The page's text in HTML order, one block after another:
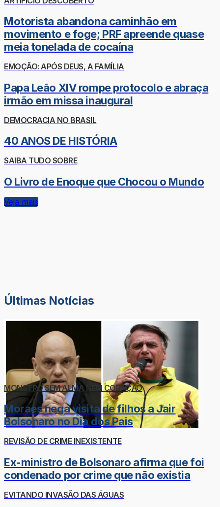
Motorista abandona caminhão em
movimento e foge; PRF apreende quase
meia tonelada de cocaína
EMOÇÃO: APÓS DEUS, A FAMÍLIA
Papa Leão XIV rompe protocolo e abraça
irmão em missa inaugural
DEMOCRACIA NO BRASIL
40 ANOS DE HISTÓRIA
SAIBA TUDO SOBRE
O Livro de Enoque que Chocou o Mundo
Veja mais
Últimas Notícias
MONSTRO SEM ALMA NEM CORAÇÃO
Moraes nega visita de filhos a Jair
Bolsonaro no Dia dos Pais
REVISÃO DE CRIME INEXISTENTE
Ex-ministro de Bolsonaro afirma que foi
condenado por crime que não existia
EVITANDO INVASÃO DAS ÁGUAS